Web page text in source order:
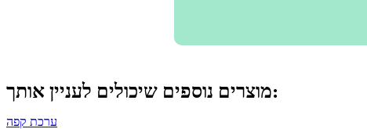
מוצרים נוספים שיכולים לעניין אותך:
ערכת קפה